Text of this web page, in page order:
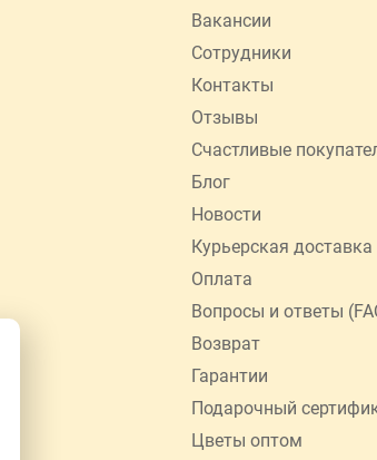
Вакансии
Сотрудники
Контакты
Отзывы
Счастливые
Блог
Новости
Курьерская доставка
Оплата
Вопросы и ответы
Возврат
Гарантии
Подарочный
Цветы оптом